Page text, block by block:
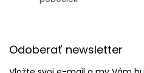
Odoberať newsletter